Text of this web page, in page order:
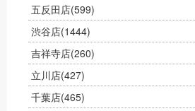
五反田店(599)
渋谷店(1444)
吉祥寺店(260)
立川店(427)
千葉店(465)